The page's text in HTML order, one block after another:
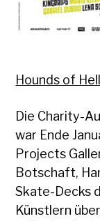
Hounds of
Die Charity-
war Ende
Projects
Botschaft,
Skate-Decks
Künstlern